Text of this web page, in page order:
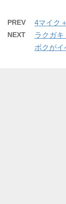
PREV 4マイク
NEXT
ラクガキ
ボクが